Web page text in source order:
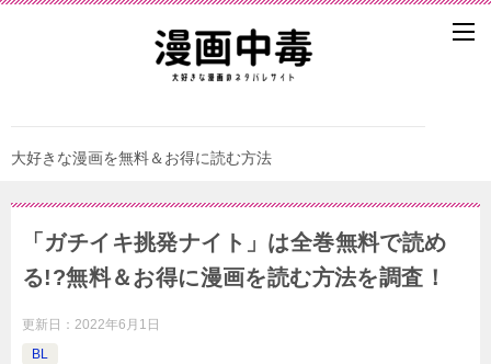
大好きな漫画を無料＆お得に読む方法
「ガチイキ挑発ナイト」は全巻無料で読め
る!?無料＆お得に漫画を読む⽅法を調査！
更新日： 2022年6月1日
BL